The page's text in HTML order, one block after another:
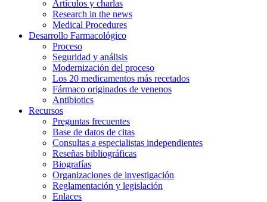
Artículos y charlas
Research in the news
Medical Procedures
Desarrollo Farmacológico
Proceso
Seguridad y análisis
Modernización del proceso
Los 20 medicamentos más recetados
Fármaco originados de venenos
Antibiotics
Recursos
Preguntas frecuentes
Base de datos de citas
Consultas a especialistas independientes
Reseñas bibliográficas
Biografías
Organizaciones de investigación
Reglamentación y legislación
Enlaces